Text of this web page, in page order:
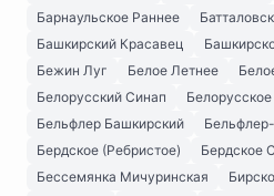
Барнаульское Раннее
Башкирский Красавец
Бежин Луг
Белое Летнее
Белорусский Синап
Бельфлер Башкирский
Бердское (Ребристое)
Бердское
Бессемянка Мичуринская